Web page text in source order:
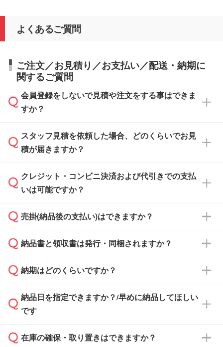
よくあるご質問
ご注文／お見積り／お支払い／配送・納期に
関するご質問
会員登録をしないで見積や注文をする事はできま
すか？
可能です。見積・注文フォームにて『ゲストの
まま進む』ボタンからお進みのうえ、ご依頼く
スタッフ見積を依頼した場合、どのくらいでお見
積が届きますか？
通常、翌営業日までにお送りしております。混
雑状況によっては、お時間をいただくこともご
依頼いただいた場合は、翌営業日以降のご連絡
クレジット・コンビニ決済および代引きでの支払
いは可能ですか？
銀行振込のみのご対応となります。
売掛(納品後の支払い)はできますか？
基本的には先入金をお願いしておりますが、自
どの場合は、月末締め翌月末払いに対応可能で
また、卒業・卒園記念品で対策委員会や個人様
校や幼稚園・保育園であれば、同様の条件でご
納品書と領収書は発行・同梱されますか？
納品書・領収書は ご依頼をいただいた場合の
ず、通常はPDFデータをメール添付でお送りし
ます。
たは注文フォームの『ご注文に関する備考欄』
納期はどのくらいですか？
・印刷する場合(500個程度)
ご入金、イメージ画像の校了から約2週間～2
納品日を指定できますか？/早めに納品してほしい
です
ご希望の納期がある場合は、お問い合わせ・お
在庫の確保・取り置きはできますか？